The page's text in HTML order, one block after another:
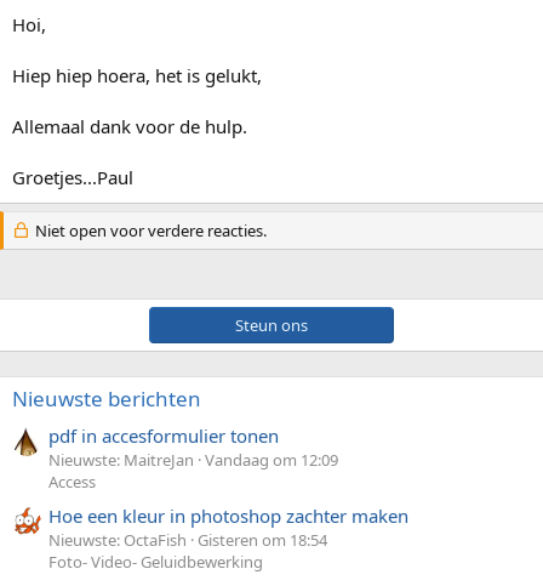
Hoi,
Hiep hiep hoera, het is gelukt,
Allemaal dank voor de hulp.
Groetjes...Paul
Niet open voor verdere reacties.
Steun ons
Nieuwste berichten
pdf in accesformulier tonen
Nieuwste: MaitreJan Vandaag om 12:09
Access
Hoe een kleur in photoshop zachter maken
Nieuwste: OctaFish
Gisteren om 18:54
Foto- Video- Geluidbewerking